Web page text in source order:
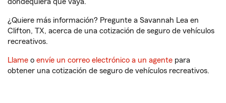
dondequiera que vaya.
¿Quiere más información? Pregunte a Savannah Lea en
Clifton, TX, acerca de una cotización de seguro de vehículos
recreativos.
Llame o envíe un correo electrónico a un agente para
obtener una cotización de seguro de vehículos recreativos.